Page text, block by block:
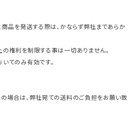
品を発送する際は、かならず弊社まであらか
権利を制限する事は一切ありません。
てのみ有効です。
場合は、弊社宛ての送料のご負担をお願い致